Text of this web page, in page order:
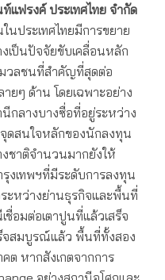
แฟรงค์ ประเทศไทย จำกัด
นประเทศไทยมีการขยาย
เป็นปัจจัยขับเคลื่อนหลัก
วลชนที่สำคัญที่สุดต่อ
ยๆ ด้าน โดยเฉพาะอย่าง
กลางบางซื่อที่อยู่ระหว่าง
ดสนใจหลักของนักลงทุน
ชาติจำนวนมากยังให้
งเทพฯที่มีระดับการลงทุน
ระหว่างย่านธุรกิจและพื้นที่
ชื่อมต่อเตาปูนที่แล้วเสร็จ
ร็จสมบูรณ์แล้ว พื้นที่ทั้งสอง
หากสังเกตจากการ